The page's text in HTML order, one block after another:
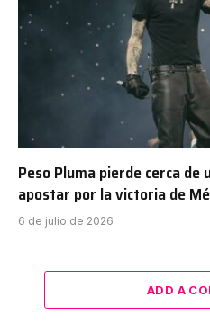
Peso Pluma pierde cerca
apostar por la victoria de
6 de julio de 2026
ADD A